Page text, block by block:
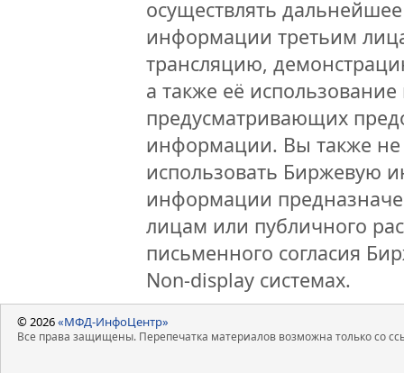
осуществлять
информации третьим
трансляцию,
а также её
предусматривающих
информации. Вы также не
использовать Биржевую
информации
лицам или публичного
письменного согласия
Non-display системах.
© 2026«МФД-ИнфоЦентр»
Все права защищены. Перепечатка материалов возможна только со